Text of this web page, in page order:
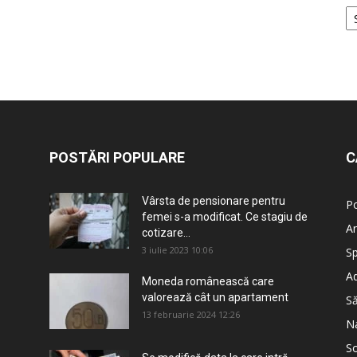
POSTĂRI POPULARE
Vârsta de pensionare pentru
femei s-a modificat. Ce stagiu de
cotizare...
3 iulie 2023 10:06
Moneda românească care
valorează cât un apartament
13 februarie 2024 12:26